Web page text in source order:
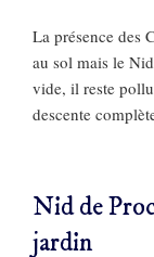
La présence des
au sol mais le
vide, il reste
descente
Nid de
jardin